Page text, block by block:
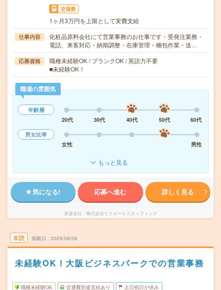
交通費
1ヶ月3万円を上限として実費支給
仕事内容
化粧品原料会社にて営業事務のお仕事です・受発注業務・
電話、来客対応・納期調整・在庫管理・梱包作業・送…
応募資格
職種未経験OK / ブランクOK / 英語力不要
■未経験OK！
職場の雰囲気
年齢層
20代
30代 40代 50代
60代
男女比率
女性
男性
もっと見る
気になる! 応募へ進む 詳しく見る
派遣会社 株式会社リクルートスタッフィング
未読 掲載日 2026/08/08
未経験OK！大阪ビジネスパークでの営業事務
職種未経験OK 交通費別途支給あり 土日祝日が休み